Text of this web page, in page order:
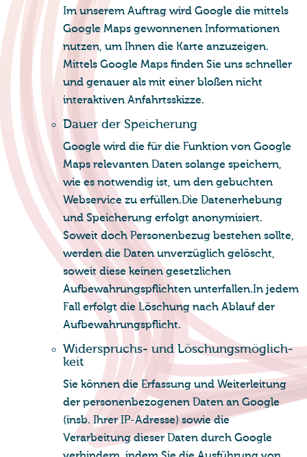
Im unserem Auftrag wird Google die mittels
Google Maps gewonnenen Informationen
nutzen, um Ihnen die Karte anzuzeigen.
Mittels Google Maps finden Sie uns schneller
und genauer als mit einer bloßen nicht
interaktiven Anfahrtsskizze.
Dauer der Spei­che­rung
Google wird die für die Funktion von Google
Maps relevanten Daten solange speichern,
wie es notwendig ist, um den gebuchten
Webservice zu erfüllen.Die Datenerhebung
und Speicherung erfolgt anonymisiert.
Soweit doch Personenbezug bestehen sollte,
werden die Daten unverzüglich gelöscht,
soweit diese keinen gesetzlichen
Aufbewahrungspflichten unterfallen.In jedem
Fall erfolgt die Löschung nach Ablauf der
Aufbewahrungspflicht.
Wi­der­spruchs- und Lö­schungs­mög­lich­
keit
Sie können die Erfassung und Weiterleitung
der personenbezogenen Daten an Google
(insb. Ihrer IP-Adresse) sowie die
Verarbeitung dieser Daten durch Google